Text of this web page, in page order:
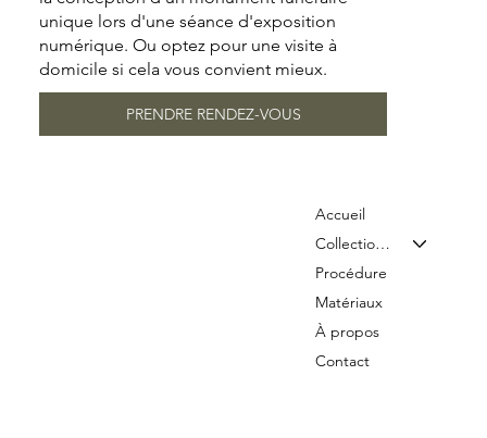
Accueil
Collection & Tarifs
Procédure
Matériaux
À propos
Contact
unique lors d'une séance d'exposition
numérique. Ou optez pour une visite à
domicile si cela vous convient mieux.
PRENDRE RENDEZ-VOUS